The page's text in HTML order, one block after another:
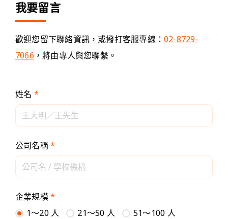
我要留言
歡迎您留下聯絡資訊，或撥打客服專線：02-8729-
7066 ，將由專人與您聯繫。
姓名 *
公司名稱*
企業規模*
1～20 人
21～50 人
51～100 人